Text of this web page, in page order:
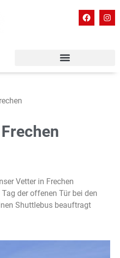
Vetter in Frechen
der offenen Tür bei den
Shuttlebus beauftragt